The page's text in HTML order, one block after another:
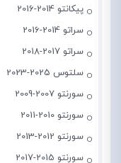
پیکانتو 2014-2016
سراتو 2014-2016
سراتو 2017-2018
سلتوس 2025-2023
سورنتو 2007-2009
سورنتو 2010-2011
سورنتو 2012-2013
سورنتو 2015-2017